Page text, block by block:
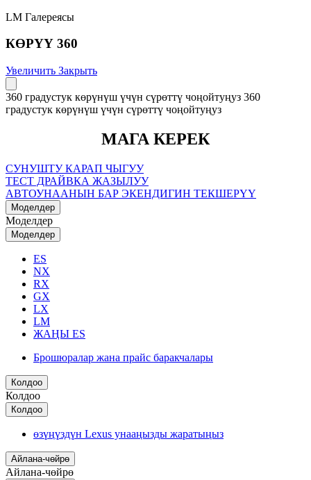
LM Галереясы
КӨРҮҮ 360
Увеличить Закрыть
360 градустук көрүнүш үчүн сүрөттү чоңойтуңуз 360
градустук көрүнүш үчүн сүрөттү чоңойтуңуз
МАГА КЕРЕК
СУНУШТУ КАРАП ЧЫГУУ
ТЕСТ ДРАЙВКА ЖАЗЫЛУУ
АВТОУНААНЫН БАР ЭКЕНДИГИН ТЕКШЕРҮҮ
Моделдер
Моделдер
Моделдер
ES
NX
RX
GX
LX
LM
ЖАҢЫ ES
Брошюралар жана прайс баракчалары
Колдоо
Колдоо
Колдоо
өзүңүздүн Lexus унааңызды жаратыңыз
Айлана-чөйрө
Айлана-чөйрө